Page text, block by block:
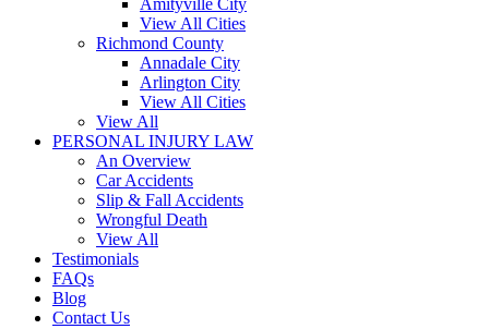
Amityville City
View All Cities
Richmond County
Annadale City
Arlington City
View All Cities
View All
PERSONAL INJURY LAW
An Overview
Car Accidents
Slip & Fall Accidents
Wrongful Death
View All
Testimonials
FAQs
Blog
Contact Us